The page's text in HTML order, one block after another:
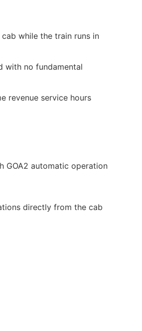
while the train runs in
with no fundamental
revenue service hours
GOA2 automatic operation
directly from the cab